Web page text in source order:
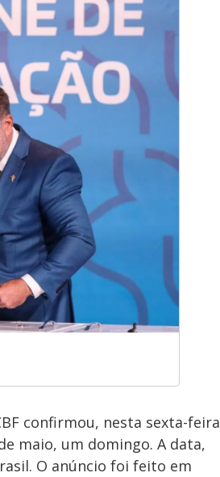
confirmou, nesta sexta-feira
maio, um domingo. A data,
O anúncio foi feito em